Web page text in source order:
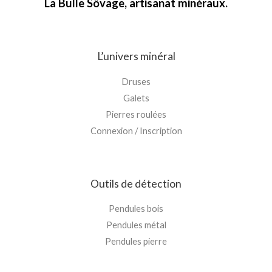
La Bulle Sövage, artisanat minéraux.
L’univers minéral
Druses
Galets
Pierres roulées
Connexion / Inscription
Outils de détection
Pendules bois
Pendules métal
Pendules pierre